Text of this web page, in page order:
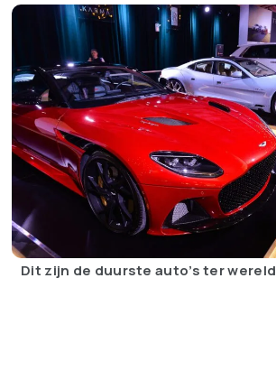
Dit zijn de duurste auto’s ter wereld